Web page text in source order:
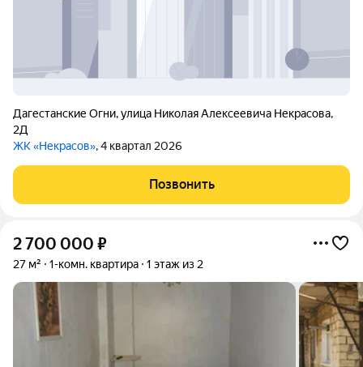
Дагестанские Огни,улица Николая Алексеевича Некрасова,
2Д
ЖК «Некрасов», 4 квартал 2026
Позвонить
2 700 000 ₽
27 м² 1-комн. квартира 1 этаж из 2